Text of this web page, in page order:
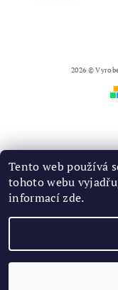
2026 ©
Tento web používá
tohoto webu
informacízde.